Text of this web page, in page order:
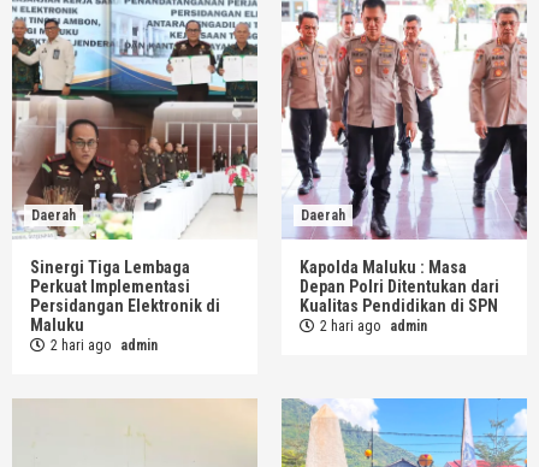
Daerah
Sinergi Tiga Lembaga
Perkuat Implementasi
Persidangan Elektronik di
Maluku
2 hari ago admin
Daerah
Kapolda Maluku : Masa
Depan Polri Ditentukan dari
Kualitas Pendidikan di SPN
2 hari ago admin